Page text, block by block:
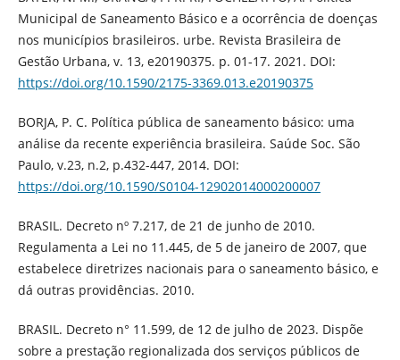
Municipal de Saneamento Básico e a ocorrência de doenças
nos municípios brasileiros. urbe. Revista Brasileira de
Gestão Urbana, v. 13, e20190375. p. 01-17. 2021. DOI:
https://doi.org/10.1590/2175-3369.013.e20190375
BORJA, P. C. Política pública de saneamento básico: uma
análise da recente experiência brasileira. Saúde Soc. São
Paulo, v.23, n.2, p.432-447, 2014. DOI:
https://doi.org/10.1590/S0104-12902014000200007
BRASIL. Decreto nº 7.217, de 21 de junho de 2010.
Regulamenta a Lei no 11.445, de 5 de janeiro de 2007, que
estabelece diretrizes nacionais para o saneamento básico, e
dá outras providências. 2010.
BRASIL. Decreto n° 11.599, de 12 de julho de 2023. Dispõe
sobre a prestação regionalizada dos serviços públicos de